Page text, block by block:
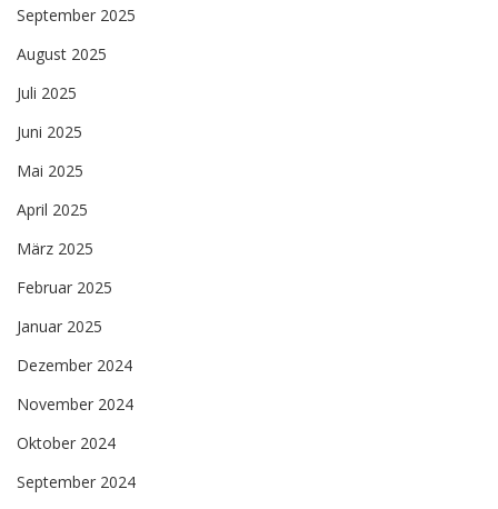
September 2025
August 2025
Juli 2025
Juni 2025
Mai 2025
April 2025
März 2025
Februar 2025
Januar 2025
Dezember 2024
November 2024
Oktober 2024
September 2024